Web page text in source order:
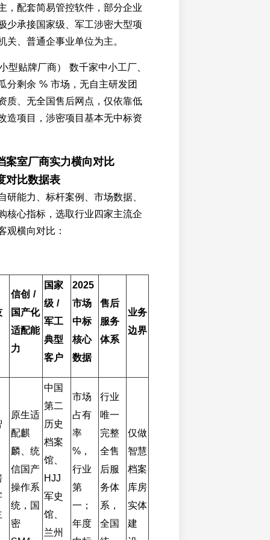
，配套简易管控软件，部分企业
少承接国家级、军工涉密大型项
关、普通企事业单位为主。
型贴牌厂商） 数千家中小工厂、
分剩余 % 市场，无自主研发团
质、无全国售后网点，仅依靠低
造项目，涉密项目基本无中标资
案室厂商实力横向对比
对比数据表
研能力、标杆案例、市场数据、
核心指标，选取行业四家主流企
观横向对比：
信创 /
国产化
适配能
力
国家
级 /
军工
典型
客户
2025
市场
中标
核心
数据
售后
服务
体系
业务
边界
原生适
配麒
麟、统
信国产
操作系
统，国
密
中国
第二
历史
档案
馆、
HJJ
军史
馆、
兰州
市场
占有
率
%，
行业
第
一；
年度
行业
唯一
完整
全售
后服
务体
系，
全国
仅做
智慧
档案
库房
实体
建